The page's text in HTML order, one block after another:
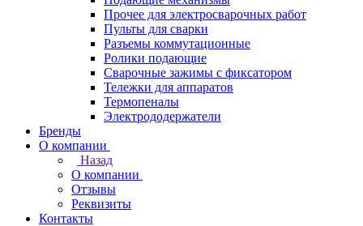
Прочее для электросварочных работ
Пульты для сварки
Разъемы коммутационные
Ролики подающие
Сварочные зажимы с фиксатором
Тележки для аппаратов
Термопеналы
Электрододержатели
Бренды
О компании
Назад
О компании
Отзывы
Реквизиты
Контакты